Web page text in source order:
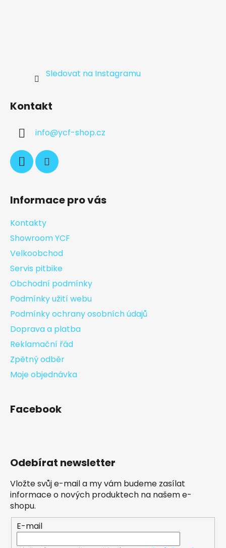
Sledovat na Instagramu
Kontakt
info@ycf-shop.cz
Informace pro vás
Kontakty
Showroom YCF
Velkoobchod
Servis pitbike
Obchodní podmínky
Podmínky užití webu
Podmínky ochrany osobních údajů
Doprava a platba
Reklamační řád
Zpětný odběr
Moje objednávka
Facebook
Odebírat newsletter
Vložte svůj e-mail a my vám budeme zasílat
informace o nových produktech na našem e-
shopu.
E-mail